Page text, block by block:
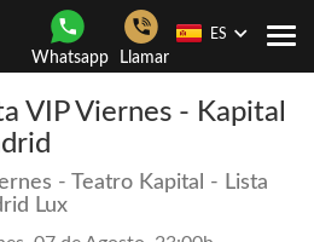
Whatsapp Llamar
ES
VIP Viernes - Kapital
- Teatro Kapital - Lista
Lux